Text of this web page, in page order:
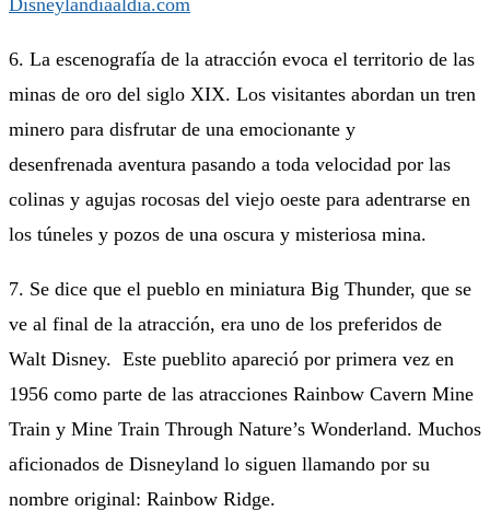
6. La escenografía de la atracción evoca el territorio de las
minas de oro del siglo XIX. Los visitantes abordan un tren
minero para disfrutar de una emocionante y
desenfrenada aventura pasando a toda velocidad por las
colinas y agujas rocosas del viejo oeste para adentrarse en
los túneles y pozos de una oscura y misteriosa mina.
7. Se dice que el pueblo en miniatura Big Thunder, que se
ve al final de la atracción, era uno de los preferidos de
Walt Disney. Este pueblito apareció por primera vez en
1956 como parte de las atracciones Rainbow Cavern Mine
Train y Mine Train Through Nature’s Wonderland. Muchos
aficionados de Disneyland lo siguen llamando por su
nombre original: Rainbow Ridge.